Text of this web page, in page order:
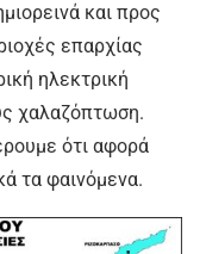
και προς
επαρχίας
ηλεκτρική
χαλαζόπτωση.
ότι αφορά
τα φαινόμενα.